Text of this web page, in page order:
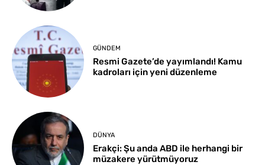
GÜNDEM
Resmi Gazete’de yayımlandı! Kamu
kadroları için yeni düzenleme
DÜNYA
Erakçi: Şu anda ABD ile herhangi bir
müzakere yürütmüyoruz